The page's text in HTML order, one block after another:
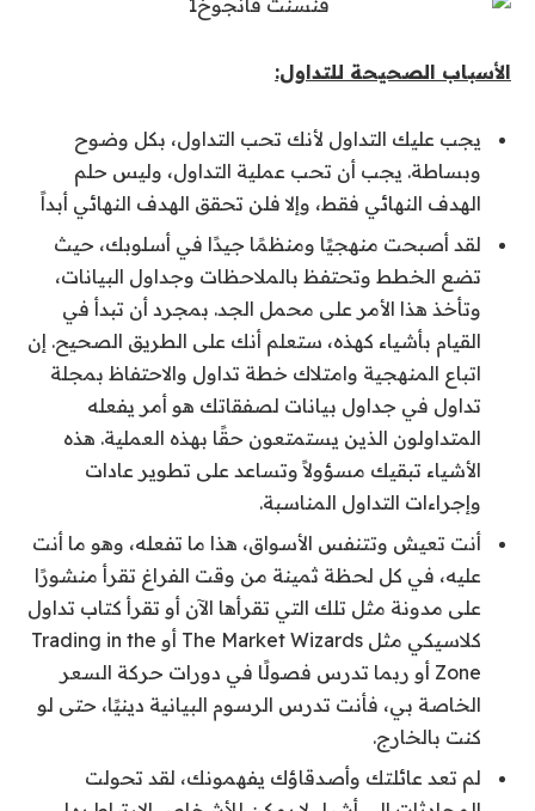
الأسباب الصحيحة للتداول:
يجب عليك التداول لأنك تحب التداول، بكل وضوح
وبساطة. يجب أن تحب عملية التداول، وليس حلم
الهدف النهائي فقط، وإلا فلن تحقق الهدف النهائي أبداً
لقد أصبحت منهجيًا ومنظمًا جيدًا في أسلوبك، حيث
تضع الخطط وتحتفظ بالملاحظات وجداول البيانات،
وتأخذ هذا الأمر على محمل الجد. بمجرد أن تبدأ في
القيام بأشياء كهذه، ستعلم أنك على الطريق الصحيح. إن
اتباع المنهجية وامتلاك خطة تداول والاحتفاظ بمجلة
تداول في جداول بيانات لصفقاتك هو أمر يفعله
المتداولون الذين يستمتعون حقًا بهذه العملية. هذه
الأشياء تبقيك مسؤولاً وتساعد على تطوير عادات
وإجراءات التداول المناسبة.
أنت تعيش وتتنفس الأسواق، هذا ما تفعله، وهو ما أنت
عليه، في كل لحظة ثمينة من وقت الفراغ تقرأ منشورًا
على مدونة مثل تلك التي تقرأها الآن أو تقرأ كتاب تداول
كلاسيكي مثل The Market Wizards أو Trading in the
Zone أو ربما تدرس فصولًا في دورات حركة السعر
الخاصة بي، فأنت تدرس الرسوم البيانية دينيًا، حتى لو
كنت بالخارج.
لم تعد عائلتك وأصدقاؤك يفهمونك، لقد تحولت